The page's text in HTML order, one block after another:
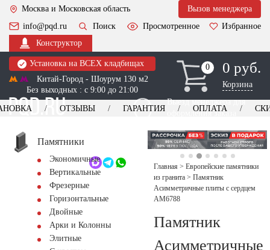
Москва и Московская область
Вызов менеджера
info@pqd.ru
Поиск Просмотренное
Избранное
Конструктор
Установка на ВСЕХ кладбищах
Китай-Город - Шоурум 130 м2
Без выходных : с 9:00 до 21:00
0
0 0 руб.
Корзина
Выезд менеджера для
оформления заказа
+7 (495) 518-44-23
Обратный звонок
ОТЗЫВЫ ГАРАНТИЯ ОПЛАТА
Памятники
Экономичные
Вертикальные
Фрезерные
Горизонтальные
Двойные
Арки и Колонны
Элитные
Главная > Европейские памятники
из гранита > Памятник
Асимметричные плиты с сердцем
AM6788
Памятник
Асимметричные